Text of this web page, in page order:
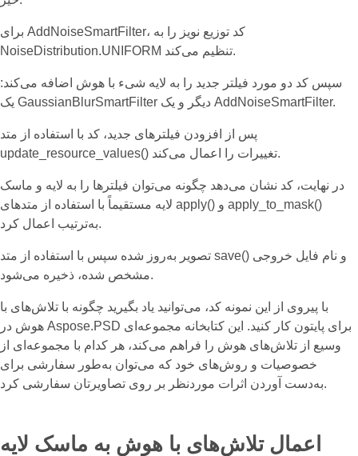
برای AddNoiseSmartFilter، کد توزیع نویز را به
NoiseDistribution.UNIFORM تنظیم می‌کند.
سپس کد دو مورد فیلتر جدید را به لایه شیء با هوش اضافه می‌کند:
یک GaussianBlurSmartFilter دیگر و یک AddNoiseSmartFilter.
پس از افزودن فیلترهای جدید، کد با استفاده از متد
update_resource_values() تغییرات را اعمال می‌کند.
در نهایت، کد نشان می‌دهد چگونه می‌توان فیلترها را به لایه و ماسک
لایه مستقیماً با استفاده از متدهای apply() و apply_to_mask()
به‌ترتیب اعمال کرد.
تصویر به‌روز شده سپس با استفاده از متد save() و نام فایل خروجی
مشخص شده، ذخیره می‌شود.
با پیروی از این نمونه کد، می‌توانید یاد بگیرید چگونه با تلاش‌های با
هوش در Aspose.PSD برای پایتون کار کنید. این کتابخانه مجموعه‌ای
وسیع از تلاش‌های هوش را فراهم می‌کند، هر کدام با مجموعه‌ای از
خصوصیات و روش‌های خود که می‌توان به‌طور سفارشی برای
به‌دست آوردن اثرات موردنظر بر روی تصاویرتان سفارشی کرد.
اعمال تلاش‌های با هوش به ماسک لایه